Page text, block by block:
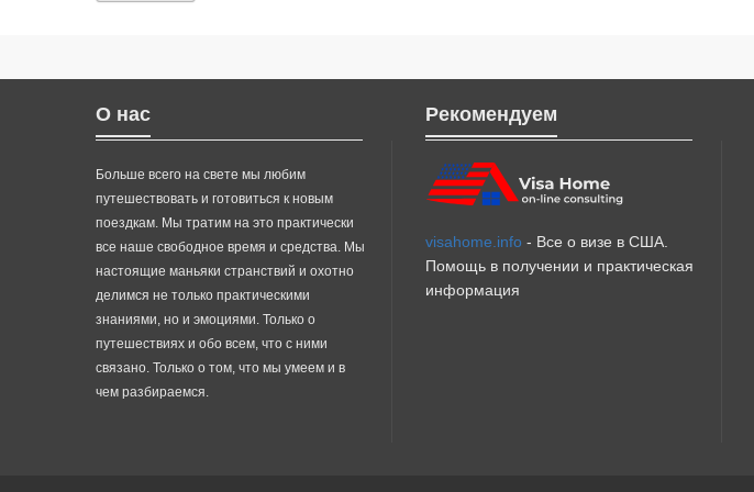
О нас
Больше всего на свете мы любим
путешествовать и готовиться к новым
поездкам. Мы тратим на это практически
все наше свободное время и средства. Мы
настоящие маньяки странствий и охотно
делимся не только практическими
знаниями, но и эмоциями. Только о
путешествиях и обо всем, что с ними
связано. Только о том, что мы умеем и в
чем разбираемся.
Рекомендуем
visahome.info - Все о визе в США.
Помощь в получении и практическая
информация